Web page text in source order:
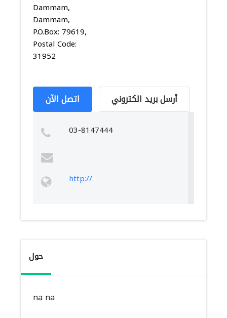
Dammam,
Dammam,
P.O.Box: 79619,
Postal Code:
31952
اتصل الآن أرسل بريد الكتروني
03-8147444
http://
حول
na na